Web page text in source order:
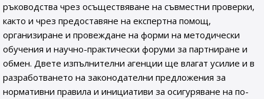
ръководства чрез осъществяване на съвместни проверки,
както и чрез предоставяне на експертна помощ,
организиране и провеждане на форми на методически
обучения и научно-практически форуми за партниране и
обмен. Двете изпълнителни агенции ще влагат усилие и в
разработването на законодателни предложения за
нормативни правила и инициативи за осигуряване на по-